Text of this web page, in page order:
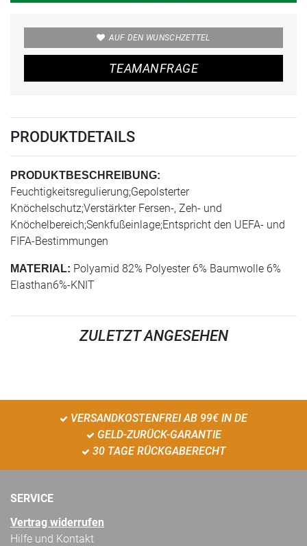
AUF DEN WUNSCHZETTEL
TEAMANFRAGE
PRODUKTDETAILS
PRODUKTBESCHREIBUNG:
Feuchtigkeitsregulierung;Gepolsterter
Knöchelschutz;Verstärkter Fersen-, Zeh- und
Knöchelbereich;Senkfußeinlage;Entspricht den UEFA- und
FIFA-Bestimmungen
MATERIAL: Polyamid 82% Polyester 6% Baumwolle 6%
Elasthan6%-KNIT
ZULETZT ANGESEHEN
VERSANDKOSTENFREI AB 99€ IN DE
GELD-ZURÜCK-GARANTIE
30 TAGE RÜCKGABERECHT
SERVICE
Vertrag widerrufen
Hilfe und Kontakt